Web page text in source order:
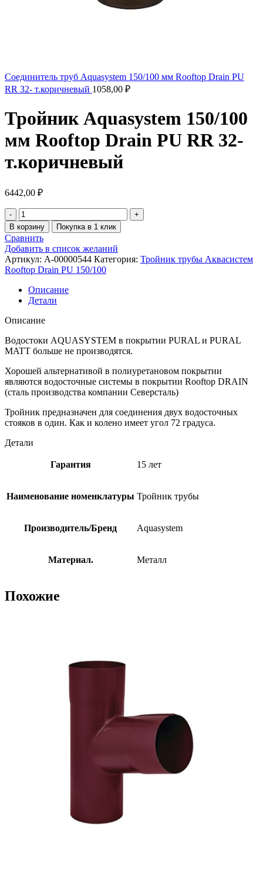
Соединитель труб Aquasystem 150/100 мм Rooftop Drain PU
RR 32- т.коричневый 1058,00 ₽
Тройник Aquasystem 150/100
мм Rooftop Drain PU RR 32-
т.коричневый
6442,00 ₽
В корзину Покупка в 1 клик
Сравнить
Добавить в список желаний
Артикул: A-00000544 Категория: Тройник трубы Аквасистем
Rooftop Drain PU 150/100
Описание
Детали
Описание
Водостоки AQUASYSTEM в покрытии PURAL и PURAL
MATT больше не производятся.
Хорошей альтернативой в полиуретановом покрытии
являются водосточные системы в покрытии Rooftop DRAIN
(сталь производства компании Северсталь)
Тройник предназначен для соединения двух водосточных
стояков в один. Как и колено имеет угол 72 градуса.
Детали
Гарантия 15 лет
Наименование номенклатуры Тройник трубы
Производитель/Бренд Aquasystem
Материал. Металл
Похожие